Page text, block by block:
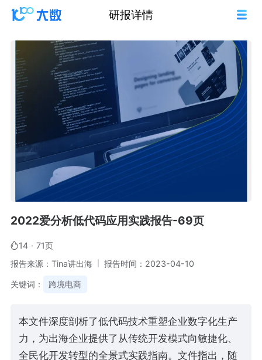
研报详情
2022爱分析低代码应用实践报告-69页
14 · 71页
报告来源：Tina讲出海
报告时间：2023-04-10
关键词： 跨境电商
本文件深度剖析了低代码技术重塑企业数字化生产
力，为出海企业提供了从传统开发模式向敏捷化、
全民化开发转型的全景式实践指南。文件指出，随